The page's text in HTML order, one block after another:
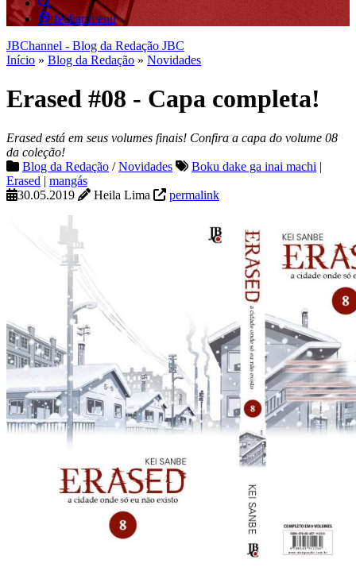
fechar menu
JBChannel - Blog da Redação JBC
Início » Blog da Redação » Novidades
Erased #08 - Capa completa!
Erased está em seus volumes finais! Confira a capa do volume 08
da coleção!
Blog da Redação /Novidades Boku dake ga inai machi |
Erased | mangás
30.05.2019
Heila Lima permalink